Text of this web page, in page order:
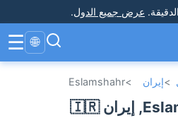
. عرض جميع الدول.
🌐
☰
>إيران >
Eslamshahr